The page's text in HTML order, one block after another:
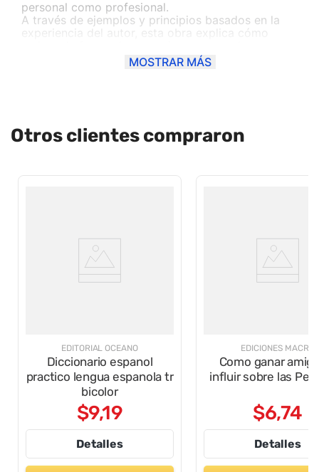
personal como profesional.
A través de ejemplos y principios basados en la
experiencia del autor, esta obra explica cómo
motivar y relacionarse con otros. Sus enseñanzas
buscan ayudar al lector a desarrollar empatía,
más positiva con quienes los rodean.
MOSTRAR MÁS
Otros clientes compraron
EDITORIAL OCEANO
Diccionario espanol
practico lengua espanola tr
bicolor
$9,19
Detalles
EDICIONES MACRO
Como ganar
influir sobre las
$6,74
Detalles